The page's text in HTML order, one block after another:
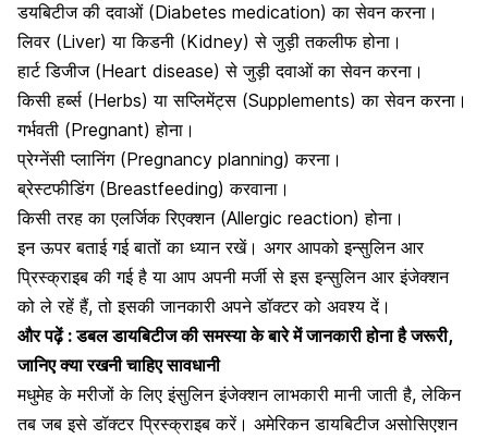
डयबिटीज की दवाओं (Diabetes medication) का सेवन करना ।
लिवर(Liver) या किडनी (Kidney) से जुड़ी तकलीफ होना।
हार्ट डिजीज(Heart disease) से जुड़ी दवाओं का सेवन करना।
किसी हर्ब्स (Herbs) या सप्लिमेंट्स (Supplements) का सेवन करना।
गर्भवती (Pregnant) होना ।
प्रेग्नेंसी प्लानिंग(Pregnancy planning) करना।
ब्रेस्टफीडिंग(Breastfeeding) करवाना।
किसी तरह का एलर्जिक रिएक्शन (Allergic reaction) होना।
इन ऊपर बताई गई बातों का ध्यान रखें। अगर आपको इन्सुलिन आर
प्रिस्क्राइब की गई है या आप अपनी मर्जी से इस इन्सुलिन आर इंजेक्शन
को ले रहें हैं, तो इसकी जानकारी अपने डॉक्टर को अवश्य दें।
और पढ़ें :डबल डायबिटीज की समस्या के बारे में जानकारी होना है जरूरी,
जानिए क्या रखनी चाहिए सावधानी
मधुमेह के मरीजों के लिए इंसुलिन इंजेक्शन लाभकारी मानी जाती है, लेकिन
तब जब इसे डॉक्टर प्रिस्क्राइब करें। अमेरिकन डायबिटीज असोसिएशन